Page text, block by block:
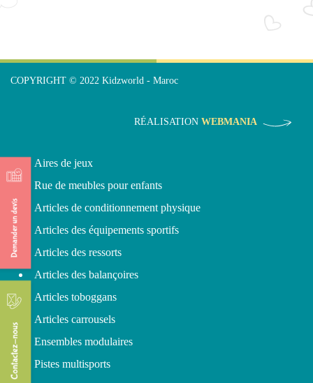
COPYRIGHT © 2022 Kidzworld - Maroc
RÉALISATION WEBMANIA
Aires de jeux
Rue de meubles pour enfants
Articles de conditionnement physique
Articles des équipements sportifs
Articles des ressorts
Articles des balançoires
Articles toboggans
Articles carrousels
Ensembles modulaires
Pistes multisports